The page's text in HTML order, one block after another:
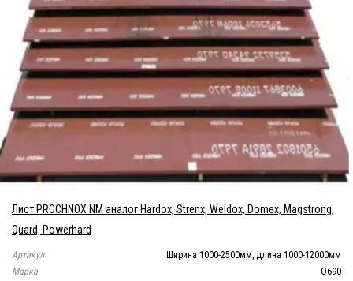
Лист PROCHNOX NM аналог Hardox, Strenx, Weldox, Domex, Magstrong,
Quard, Powerhard
Артикул
Ширина 1000-2500мм, длина 1000-12000мм
Марка
Q690